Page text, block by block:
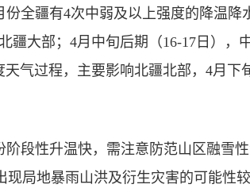
份全疆有4次中弱及以上强度的降温降
疆大部；4月中旬后期（16-17日），
气过程，主要影响北疆北部，4月下
阶段性升温快，需注意防范山区融雪
局地暴雨山洪及衍生灾害的可能性